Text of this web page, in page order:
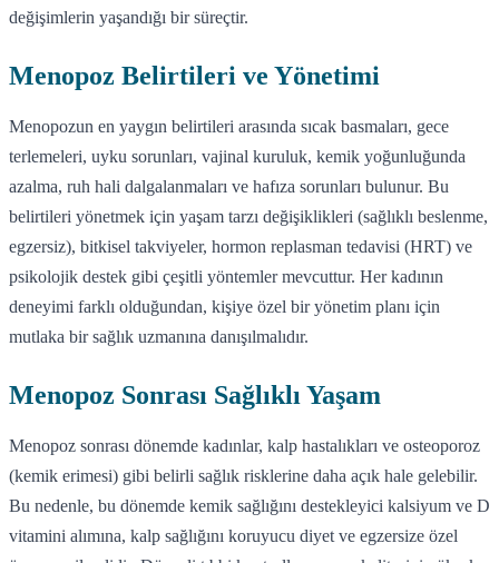
değişimlerin yaşandığı bir süreçtir.
Menopoz Belirtileri ve Yönetimi
Menopozun en yaygın belirtileri arasında sıcak basmaları, gece
terlemeleri, uyku sorunları, vajinal kuruluk, kemik yoğunluğunda
azalma, ruh hali dalgalanmaları ve hafıza sorunları bulunur. Bu
belirtileri yönetmek için yaşam tarzı değişiklikleri (sağlıklı beslenme,
egzersiz), bitkisel takviyeler, hormon replasman tedavisi (HRT) ve
psikolojik destek gibi çeşitli yöntemler mevcuttur. Her kadının
deneyimi farklı olduğundan, kişiye özel bir yönetim planı için
mutlaka bir sağlık uzmanına danışılmalıdır.
Menopoz Sonrası Sağlıklı Yaşam
Menopoz sonrası dönemde kadınlar, kalp hastalıkları ve osteoporoz
(kemik erimesi) gibi belirli sağlık risklerine daha açık hale gelebilir.
Bu nedenle, bu dönemde kemik sağlığını destekleyici kalsiyum ve D
vitamini alımına, kalp sağlığını koruyucu diyet ve egzersize özel